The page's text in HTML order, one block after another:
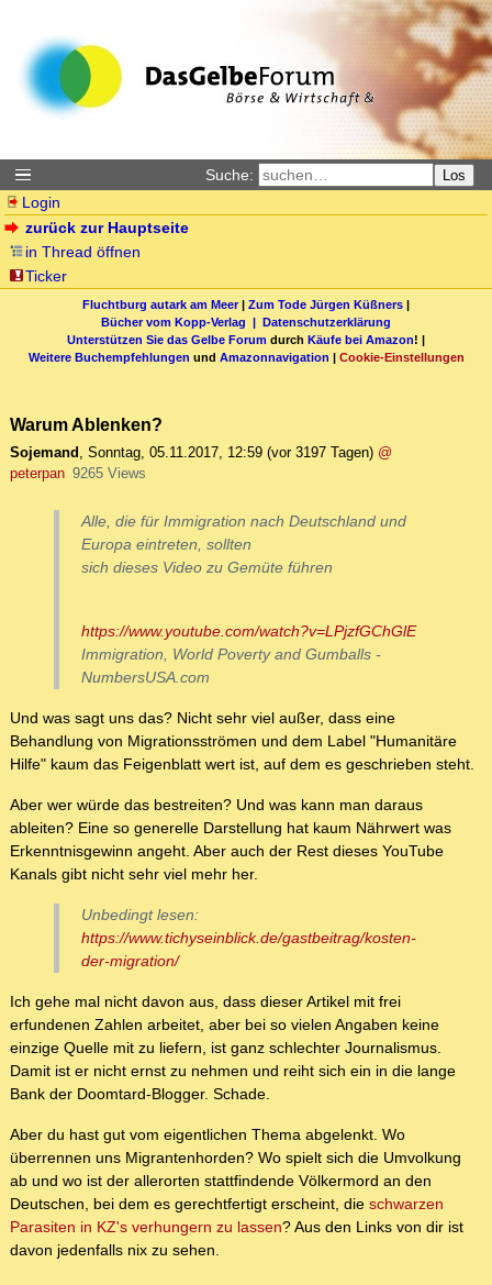
Suche: Los
Login
zurück zur Hauptseite
in Thread öffnen
Ticker
Fluchtburg autark am Meer| Zum Tode Jürgen Küßners |
Bücher vom Kopp-Verlag | Datenschutzerklärung
Unterstützen Sie das Gelbe Forum durch Käufe bei Amazon! |
Weitere Buchempfehlungen und Amazonnavigation | Cookie-Einstellungen
Warum Ablenken?
Sojemand , Sonntag, 05.11.2017, 12:59 (vor 3197 Tagen) @
peterpan 9265 Views
Alle, die für Immigration nach Deutschland und
Europa eintreten, sollten
sich dieses Video zu Gemüte führen
https://www.youtube.com/watch?v=LPjzfGChGlE
Immigration, World Poverty and Gumballs -
NumbersUSA.com
Und was sagt uns das? Nicht sehr viel außer, dass eine
Behandlung von Migrationsströmen und dem Label "Humanitäre
Hilfe" kaum das Feigenblatt wert ist, auf dem es geschrieben steht.
Aber wer würde das bestreiten? Und was kann man daraus
ableiten? Eine so generelle Darstellung hat kaum Nährwert was
Erkenntnisgewinn angeht. Aber auch der Rest dieses YouTube
Kanals gibt nicht sehr viel mehr her.
Unbedingt lesen:
https://www.tichyseinblick.de/gastbeitrag/kosten-
der-migration/
Ich gehe mal nicht davon aus, dass dieser Artikel mit frei
erfundenen Zahlen arbeitet, aber bei so vielen Angaben keine
einzige Quelle mit zu liefern, ist ganz schlechter Journalismus.
Damit ist er nicht ernst zu nehmen und reiht sich ein in die lange
Bank der Doomtard-Blogger. Schade.
Aber du hast gut vom eigentlichen Thema abgelenkt. Wo
überrennen uns Migrantenhorden? Wo spielt sich die Umvolkung
ab und wo ist der allerorten stattfindende Völkermord an den
Deutschen, bei dem es gerechtfertigt erscheint, die schwarzen
Parasiten in KZ's verhungern zu lassen? Aus den Links von dir ist
davon jedenfalls nix zu sehen.